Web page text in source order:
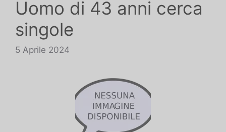
Uomo di 43 anni cerca
singole
5 Aprile 2024